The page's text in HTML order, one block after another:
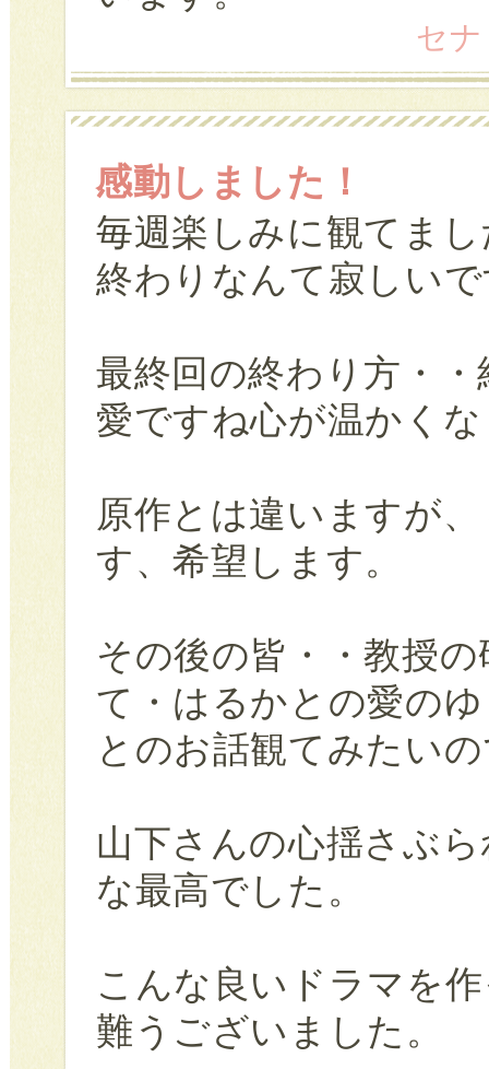
セ
感動しました！
毎週楽しみに観てま
終わりなんて寂しい
最終回の終わり方・
愛ですね心が温かく
原作とは違いますが
す、希望します。
その後の皆・・教授
て・はるかとの愛の
とのお話観てみたい
山下さんの心揺さぶ
な最高でした。
こんな良いドラマを
難うございました。